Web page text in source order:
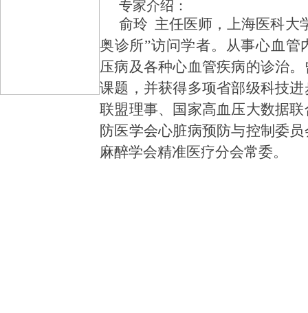
专家介绍：
俞玲 主任医师，上海医科大
奥诊所”访问学者。从事心血管
压病及各种心血管疾病的诊治
课题，并获得多项省部级科技
联盟理事、国家高血压大数据
防医学会心脏病预防与控制委
麻醉学会精准医疗分会常委。